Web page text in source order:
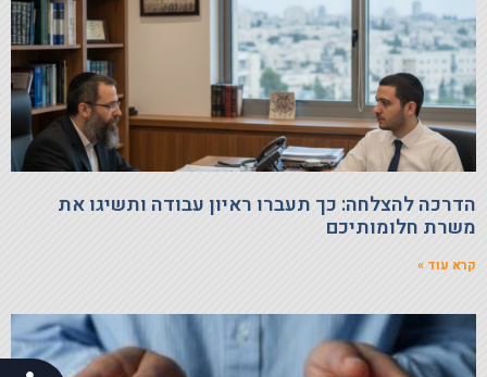
הדרכה להצלחה: כך תעברו ראיון עבודה ותשיגו את
משרת חלומותיכם
קרא עוד »